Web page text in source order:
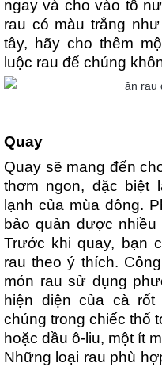
ngay và cho vào tô
rau có màu trắng
tây, hãy cho thêm
luộc rau để chúng
Quay
Quay sẽ mang đến
thơm ngon, đặc biệt
lạnh của mùa đông.
bảo quản được
Trước khi quay, bạn
rau theo ý thích.
món rau sử dụng
hiện diện của cà
chúng trong chiếc thố
hoặc dầu ô-liu, một ít
Những loại rau phù